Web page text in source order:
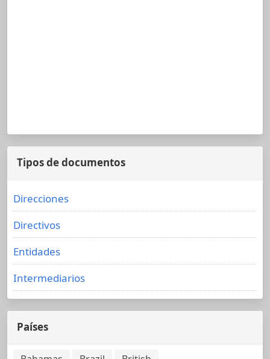
Tipos de documentos
Direcciones
Directivos
Entidades
Intermediarios
Países